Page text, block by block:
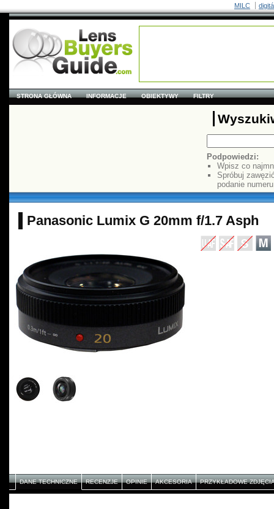
MILC
STRONA GŁÓWNA INFORMACJE OBIEKTYWY FILTRY
Podpowiedzi:
Wpisz co
Spróbuj
podanie
Panasonic Lumix G 20mm f/1.7 Asph
DANE TECHNICZNE RECENZJE OPINIE AKCESORIA PRZYKŁADOWE